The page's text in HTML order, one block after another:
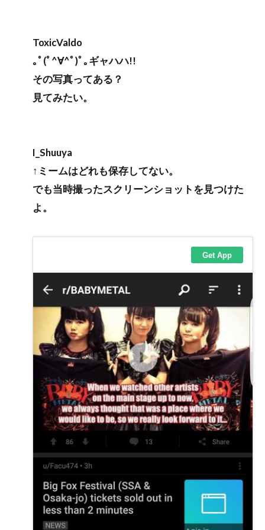
ToxicValdo
｡ﾟ(ﾟ^∀^ﾟ)ﾟ｡ギャハハ!!
その写真ってある？
見てみたい。
I_Shuuya
↑ミームはどれも保存してない。
でも当時撮ったスクリーンショットを見つけた
よ。